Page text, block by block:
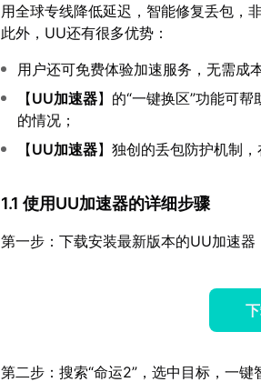
用全球专线降低延迟，智能修复丢包，
此外，UU还有很多优势：
用户还可免费体验加速服务，无需成
【UU加速器】的“一键换区”功能可
的情况；
【UU加速器】独创的丢包防护机制
1.1 使用UU加速器的详细步骤
第一步：下载安装最新版本的UU加速器
第二步：搜索“命运2”，选中目标，一